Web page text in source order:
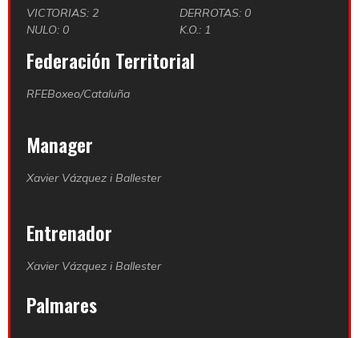
VICTORIAS: 2
DERROTAS: 0
NULO: 0
K.O.: 1
Federación Territorial
RFEBoxeo/Cataluña
Manager
Xavier Vázquez i Ballester
Entrenador
Xavier Vázquez i Ballester
Palmares